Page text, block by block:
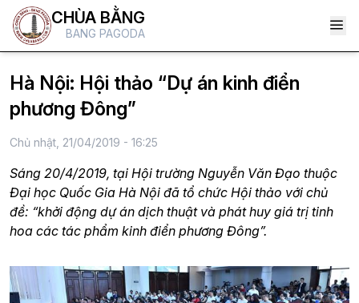
CHÙA BẰNG
BANG PAGODA
Hà Nội: Hội thảo “Dự án kinh điển
phương Đông”
Chủ nhật, 21/04/2019 - 16:25
Sáng 20/4/2019, tại Hội trường Nguyễn Văn Đạo thuộc
Đại học Quốc Gia Hà Nội đã tổ chức Hội thảo với chủ
đề: “khởi động dự án dịch thuật và phát huy giá trị tinh
hoa các tác phẩm kinh điển phương Đông”.